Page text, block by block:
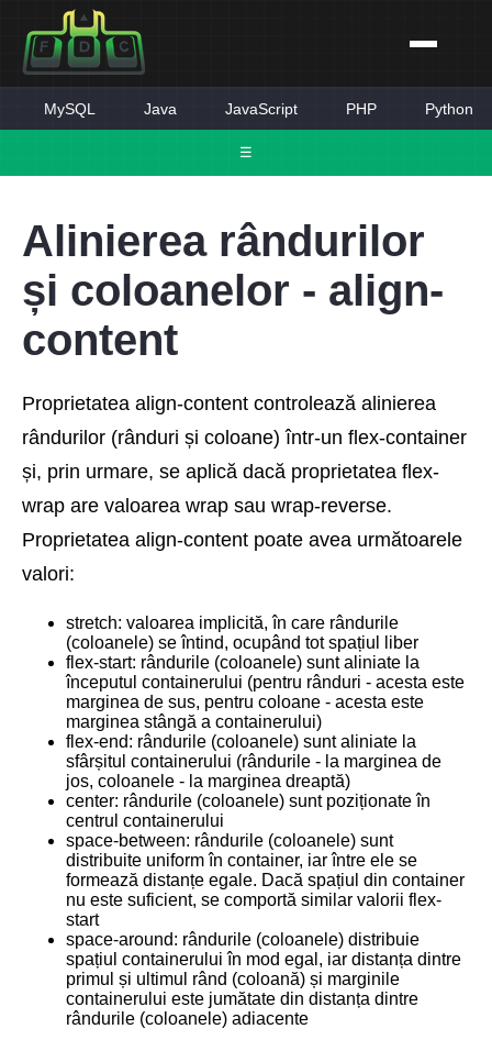
☰
MySQL Java JavaScript PHP Python
Alinierea rândurilor
și coloanelor - align-
content
Proprietatea align-content controlează alinierea
rândurilor (rânduri și coloane) într-un flex-container
și, prin urmare, se aplică dacă proprietatea flex-
wrap are valoarea wrap sau wrap-reverse.
Proprietatea align-content poate avea următoarele
valori:
stretch: valoarea implicită, în care rândurile
(coloanele) se întind, ocupând tot spațiul liber
flex-start: rândurile (coloanele) sunt aliniate la
începutul containerului (pentru rânduri - acesta este
marginea de sus, pentru coloane - acesta este
marginea stângă a containerului)
flex-end: rândurile (coloanele) sunt aliniate la
sfârșitul containerului (rândurile - la marginea de
jos, coloanele - la marginea dreaptă)
center: rândurile (coloanele) sunt poziționate în
centrul containerului
space-between: rândurile (coloanele) sunt
distribuite uniform în container, iar între ele se
formează distanțe egale. Dacă spațiul din container
nu este suficient, se comportă similar valorii flex-
start
space-around: rândurile (coloanele) distribuie
spațiul containerului în mod egal, iar distanța dintre
primul și ultimul rând (coloană) și marginile
containerului este jumătate din distanța dintre
rândurile (coloanele) adiacente